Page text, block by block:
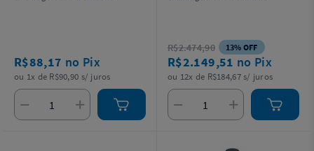
R$88,17 no Pix
ou 1x de R$90,90 s/ juros
R$2.474,90 13% OFF
R$2.149,51 no Pix
ou 12x de R$184,67 s/ juros